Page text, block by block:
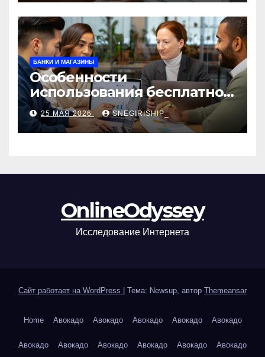
БАНКИ И МАГАЗИНЫ
Особенности
использования бесплатной
версии программ для
автоматизации и
управления предприятием
25 МАЯ 2026 SNEGIRISHIP_
OnlineOdyssey
Исследование Интернета
Сайт работает на WordPress Тема: Newsup, автор Themeansar
Home Авокадо Авокадо Авокадо Авокадо Авокадо
Авокадо Авокадо Авокадо Авокадо Авокадо Авокадо